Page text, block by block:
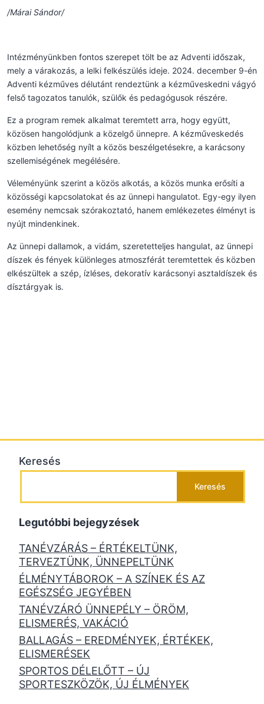
/Márai Sándor/
Intézményünkben fontos szerepet tölt be az Adventi időszak,
mely a várakozás, a lelki felkészülés ideje. 2024. december 9-én
Adventi kézműves délutánt rendeztünk a kézműveskedni vágyó
felső tagozatos tanulók, szülők és pedagógusok részére.
Ez a program remek alkalmat teremtett arra, hogy együtt,
közösen hangolódjunk a közelgő ünnepre. A kézműveskedés
közben lehetőség nyílt a közös beszélgetésekre, a karácsony
szellemiségének megélésére.
Véleményünk szerint a közös alkotás, a közös munka erősíti a
közösségi kapcsolatokat és az ünnepi hangulatot. Egy-egy ilyen
esemény nemcsak szórakoztató, hanem emlékezetes élményt is
nyújt mindenkinek.
Az ünnepi dallamok, a vidám, szeretetteljes hangulat, az ünnepi
díszek és fények különleges atmoszférát teremtettek és közben
elkészültek a szép, ízléses, dekoratív karácsonyi asztaldíszek és
dísztárgyak is.
Keresés
Keresés
Legutóbbi bejegyzések
TANÉVZÁRÁS – ÉRTÉKELTÜNK,
TERVEZTÜNK, ÜNNEPELTÜNK
ÉLMÉNYTÁBOROK – A SZÍNEK ÉS AZ
EGÉSZSÉG JEGYÉBEN
TANÉVZÁRÓ ÜNNEPÉLY – ÖRÖM,
ELISMERÉS, VAKÁCIÓ
BALLAGÁS – EREDMÉNYEK, ÉRTÉKEK,
ELISMERÉSEK
SPORTOS DÉLELŐTT – ÚJ
SPORTESZKÖZÖK, ÚJ ÉLMÉNYEK